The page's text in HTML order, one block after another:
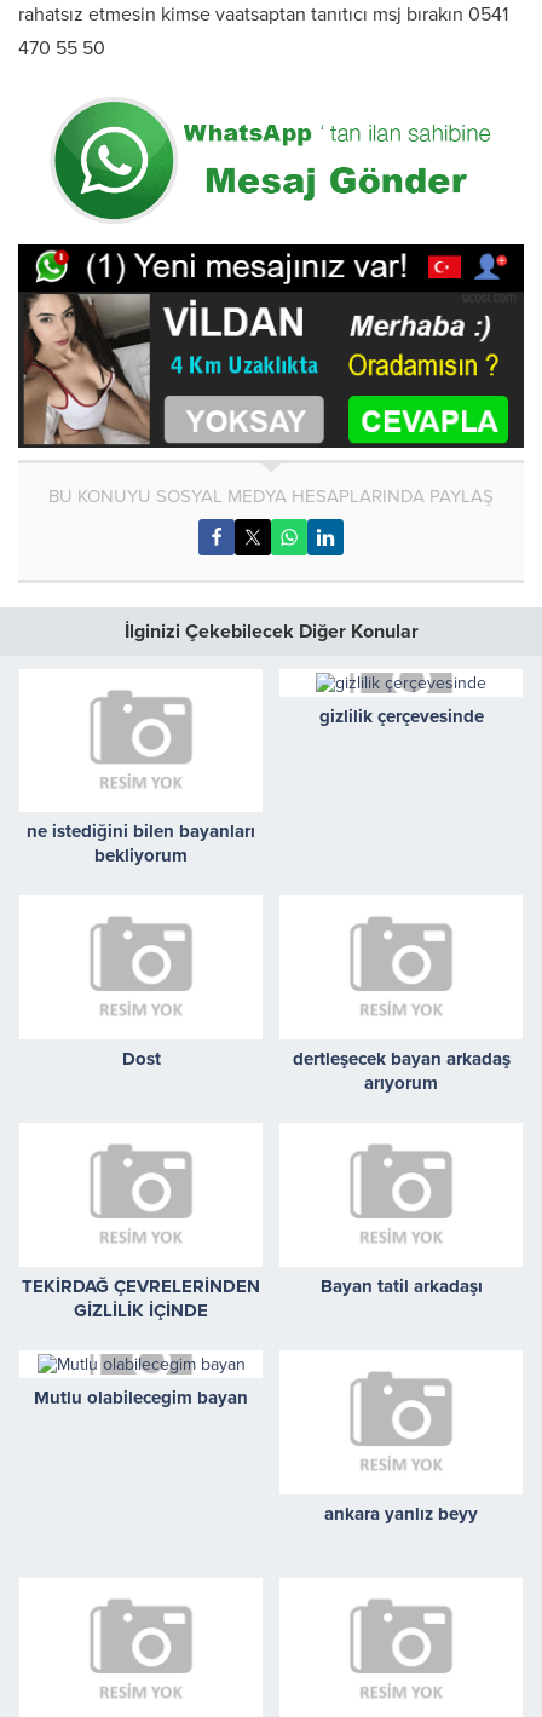
rahatsız etmesin kimse vaatsaptan tanıtıcı msj bırakın 0541
470 55 50
BU KONUYU SOSYAL MEDYA HESAPLARINDA PAYLAŞ
İlginizi Çekebilecek Diğer Konular
ne istediğini bilen bayanları
bekliyorum
gizlilik çerçevesinde
Dost
dertleşecek bayan arkadaş
arıyorum
TEKİRDAĞ ÇEVRELERİNDEN
GİZLİLİK İÇİNDE
ARKADAŞ ARIYORUM.
Bayan tatil arkadaşı
Mutlu olabilecegim bayan
ankara yanlız beyy